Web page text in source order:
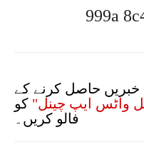
حاصل کرنے کے
واٹس ایپ چینل" کو
فالو کریں۔